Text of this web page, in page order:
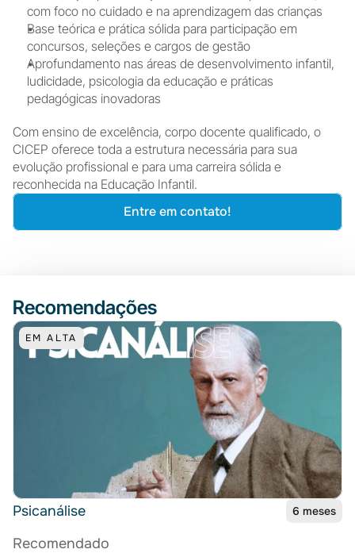
com foco no cuidado e na aprendizagem das crianças
Base teórica e prática sólida para participação em
concursos, seleções e cargos de gestão
Aprofundamento nas áreas de desenvolvimento infantil,
ludicidade, psicologia da educação e práticas
pedagógicas inovadoras
Com ensino de excelência, corpo docente qualificado, o
CICEP oferece toda a estrutura necessária para sua
evolução profissional e para uma carreira sólida e
reconhecida na Educação Infantil.
Entre em contato!
Recomendações
EM ALTA
Psicanálise 6 meses
Recomendado